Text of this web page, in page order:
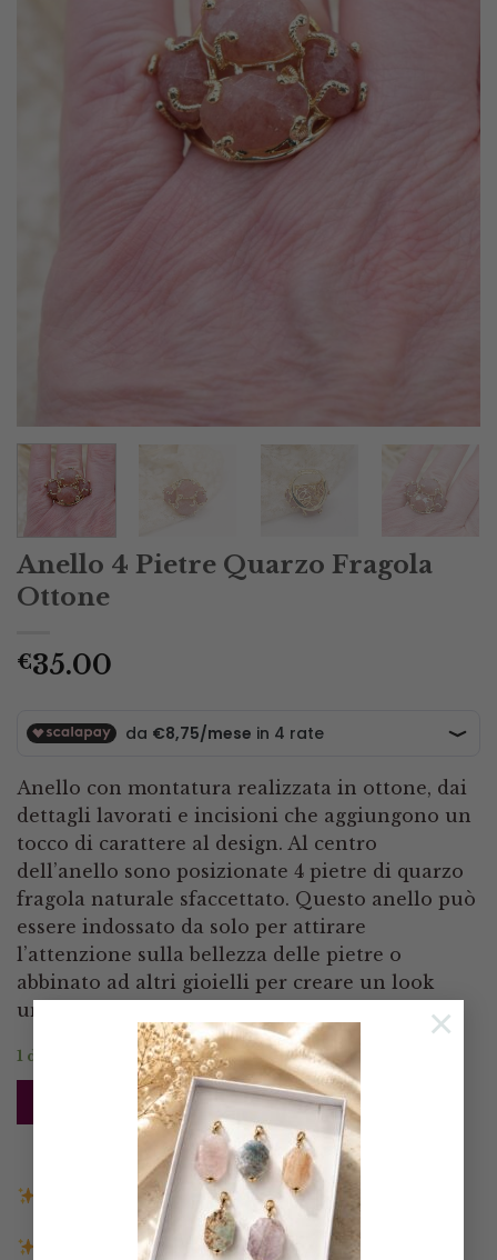
×
Anello 4 Pietre Quarzo Fragola
Ottone
€35.00
Anello con montatura realizzata in ottone, dai
dettagli lavorati e incisioni che aggiungono un
tocco di carattere al design. Al centro
dell’anello sono posizionate 4 pietre di quarzo
fragola naturale sfaccettato. Questo anello può
essere indossato da solo per attirare
l’attenzione sulla bellezza delle pietre o
abbinato ad altri gioielli per creare un look
unico e sofisticato.
1 disponibili
AGGIUNGI AL CARRELLO
Spedizione gratuita in Italia sopra i 140€
Spedizione entro 3 giorni lavorativi